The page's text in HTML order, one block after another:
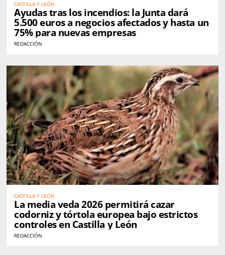
CASTILLA Y LEÓN
Ayudas tras los incendios: la Junta dará
5.500 euros a negocios afectados y hasta un
75% para nuevas empresas
REDACCIÓN
CASTILLA Y LEÓN
La media veda 2026 permitirá cazar
codorniz y tórtola europea bajo estrictos
controles en Castilla y León
REDACCIÓN